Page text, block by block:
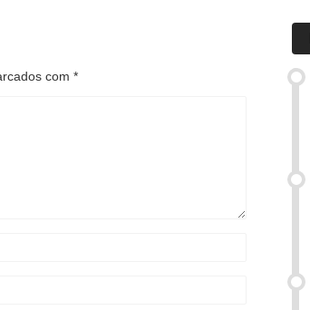
com *